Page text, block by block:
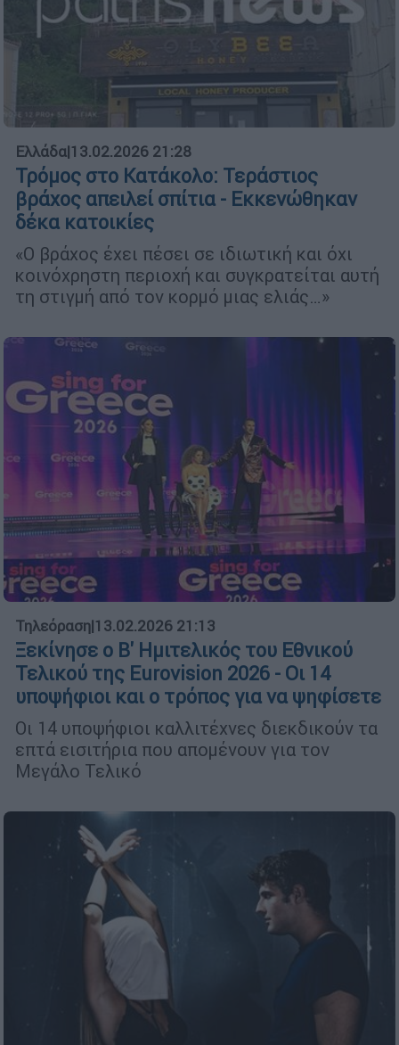
Ελλάδα|13.02.2026 21:28
Τρόμος στο Κατάκολο: Τεράστιος
βράχος απειλεί σπίτια - Εκκενώθηκαν
δέκα κατοικίες
«Ο βράχος έχει πέσει σε ιδιωτική και όχι
κοινόχρηστη περιοχή και συγκρατείται αυτή
τη στιγμή από τον κορμό μιας ελιάς…»
Τηλεόραση|13.02.2026 21:13
Ξεκίνησε ο Β' Ημιτελικός του Εθνικού
Τελικού της Eurovision 2026 - Οι 14
υποψήφιοι και ο τρόπος για να ψηφίσετε
Οι 14 υποψήφιοι καλλιτέχνες διεκδικούν τα
επτά εισιτήρια που απομένουν για τον
Μεγάλο Τελικό